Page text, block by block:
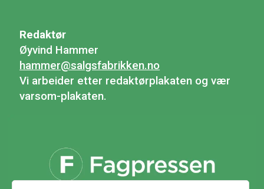
Redaktør
Øyvind Hammer
hammer@salgsfabrikken.no
Vi arbeider etter redaktørplakaten og vær
varsom-plakaten.